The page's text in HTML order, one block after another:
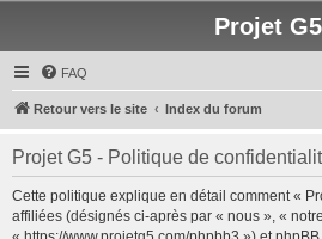
Projet G5
FAQ
Retour vers le site Index du forum
Projet G5 - Politique de
Cette politique explique en détail comment «
affiliées (désignés ci-après par « nous », «